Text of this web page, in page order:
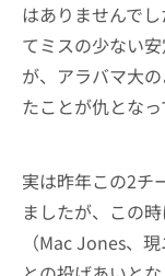
はありませんで
てミスの少ない
が、アラバマ大
たことが仇となっ
実は昨年この2チ
ましたが、この
（Mac Jones、